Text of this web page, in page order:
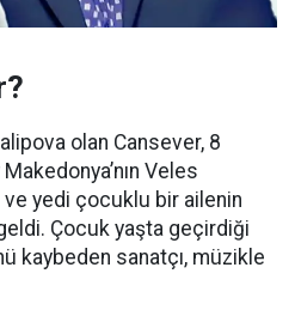
olan Cansever, 8
Veles
yedi çocuklu bir ailenin
Çocuk yaşta geçirdiği
kaybeden sanatçı, müzikle